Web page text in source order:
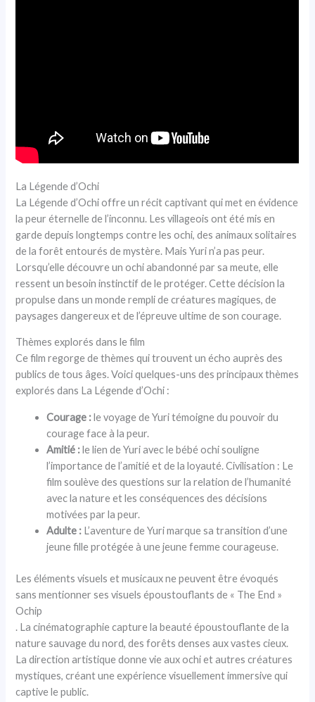
La Légende d’Ochi
La Légende d’Ochi offre un récit captivant qui met en évidence
la peur éternelle de l’inconnu. Les villageois ont été mis en
garde depuis longtemps contre les ochi, des animaux solitaires
de la forêt entourés de mystère. Mais Yuri n’a pas peur.
Lorsqu’elle découvre un ochi abandonné par sa meute, elle
ressent un besoin instinctif de le protéger. Cette décision la
propulse dans un monde rempli de créatures magiques, de
paysages dangereux et de l’épreuve ultime de son courage.
Thèmes explorés dans le film
Ce film regorge de thèmes qui trouvent un écho auprès des
publics de tous âges. Voici quelques-uns des principaux thèmes
explorés dans La Légende d’Ochi :
Courage :le voyage de Yuri témoigne du pouvoir du
courage face à la peur.
Amitié :le lien de Yuri avec le bébé ochi souligne
l’importance de l’amitié et de la loyauté. Civilisation : Le
film soulève des questions sur la relation de l’humanité
avec la nature et les conséquences des décisions
motivées par la peur.
Adulte : L’aventure de Yuri marque sa transition d’une
jeune fille protégée à une jeune femme courageuse.
Les éléments visuels et musicaux ne peuvent être évoqués
sans mentionner ses visuels époustouflants de « The End »
Ochip
. La cinématographie capture la beauté époustouflante de la
nature sauvage du nord, des forêts denses aux vastes cieux.
La direction artistique donne vie aux ochi et autres créatures
mystiques, créant une expérience visuellement immersive qui
captive le public.